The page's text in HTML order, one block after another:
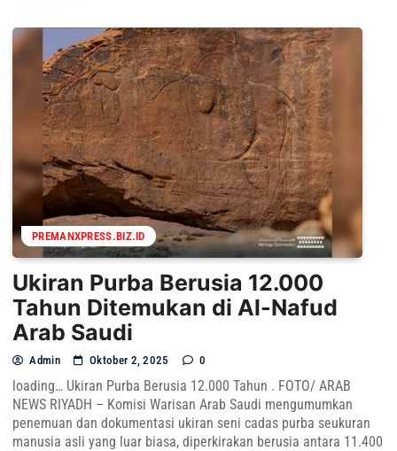
PREMANXPRESS.BIZ.ID
Ukiran Purba Berusia 12.000
Tahun Ditemukan di Al-Nafud
Arab Saudi
Admin Oktober 2, 2025 0
loading… Ukiran Purba Berusia 12.000 Tahun . FOTO/ ARAB
NEWS RIYADH – Komisi Warisan Arab Saudi mengumumkan
penemuan dan dokumentasi ukiran seni cadas purba seukuran
manusia asli yang luar biasa, diperkirakan berusia antara 11.400